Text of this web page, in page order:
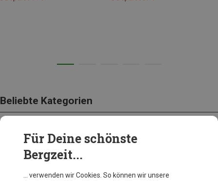
Beliebte Kategorien
BEKLEIDUNG
Für Deine schönste
Bergzeit...
… verwenden wir Cookies. So können wir unsere